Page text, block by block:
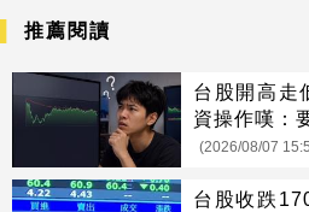
推薦閱讀
台股開高走
資操作嘆：
(2026/08/07
台股收跌